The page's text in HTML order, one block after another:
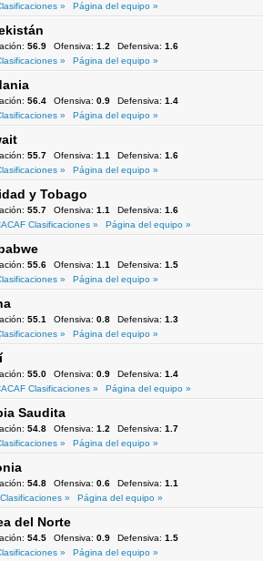
»
Página del equipo »
56.9 Ofensiva: 1.2 Defensiva: 1.6
»
Página del equipo »
56.4 Ofensiva: 0.9 Defensiva: 1.4
»
Página del equipo »
55.7 Ofensiva: 1.1 Defensiva: 1.6
»
Página del equipo »
y Tobago
55.7 Ofensiva: 1.1 Defensiva: 1.6
Clasificaciones »
Página del equipo »
55.6 Ofensiva: 1.1 Defensiva: 1.5
»
Página del equipo »
55.1 Ofensiva: 0.8 Defensiva: 1.3
»
Página del equipo »
55.0 Ofensiva: 0.9 Defensiva: 1.4
Clasificaciones »
Página del equipo »
Saudita
54.8 Ofensiva: 1.2 Defensiva: 1.7
»
Página del equipo »
54.8 Ofensiva: 0.6 Defensiva: 1.1
»
Página del equipo »
del Norte
54.5 Ofensiva: 0.9 Defensiva: 1.5
»
Página del equipo »